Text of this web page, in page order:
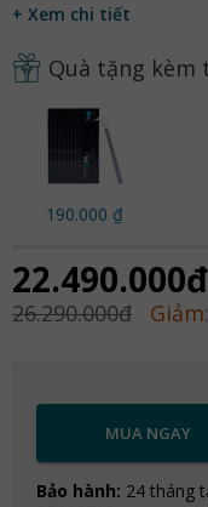
+ Xem chi tiết
Quà tặng kèm
190.000 ₫
22.490.000đ
26.290.000đ Giảm:
MUA NGAY
Bảo hành: 24 tháng